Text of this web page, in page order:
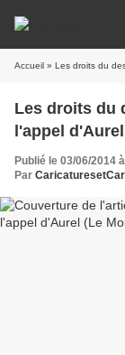
Accueil » Les droits du
Les droits du
l'appel
Publié le 03/06/2014
Par